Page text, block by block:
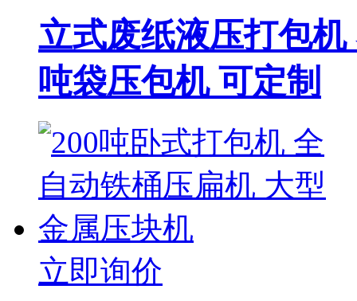
立式废纸液压打包
吨袋压包机 可定制
立即询价